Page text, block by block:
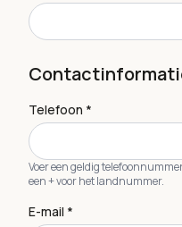
Telefoon *
Voer een geldig
een + voor het landnummer.
E-mail *